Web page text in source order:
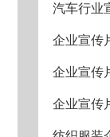
汽车行业
企业宣传
企业宣传
企业宣传